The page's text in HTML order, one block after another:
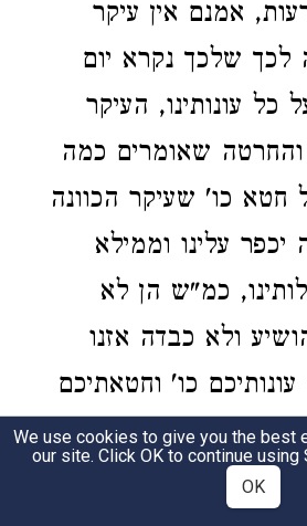
אמנם אין עיקר
לכך שלכך נקרא יום
כל עונותינו, העיקר
והחרטה שאומרים כמה
חטא כו' שעיקר הכוונה
עלינו וממילא
כמ"ש הן לא
ולא כבדה אזנו
כו' וחטאתיכם
שבוודאי הקב"ה חפץ
ולהשפיע עלינו כל
We use cookies to give you the best
our site. Click OK to continue using
OK